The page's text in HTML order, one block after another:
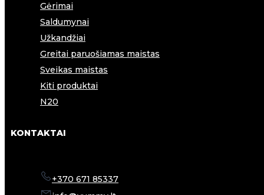
Gėrimai
Saldumynai
Užkandžiai
Greitai paruošiamas maistas
Sveikas maistas
Kiti produktai
N20
KONTAKTAI
+370 671 85337